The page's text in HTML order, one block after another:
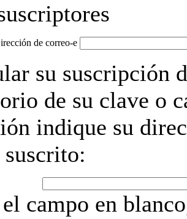
de correo-e
su suscripción
de su clave o
indique su
suscrito:
campo en